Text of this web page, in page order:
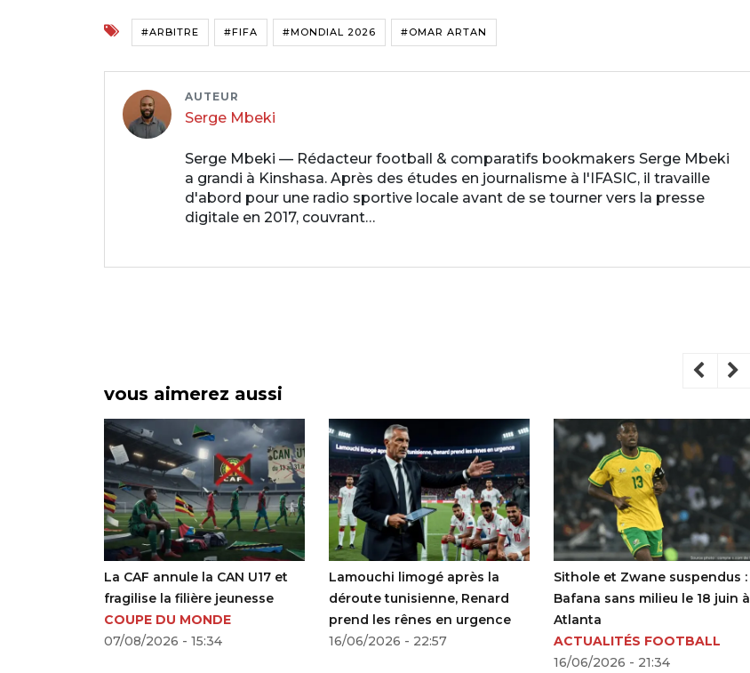
#ARBITRE #FIFA #MONDIAL 2026 #OMAR ARTAN
AUTEUR
Serge Mbeki
Serge Mbeki — Rédacteur football & comparatifs bookmakers Serge Mbeki
a grandi à Kinshasa. Après des études en journalisme à l'IFASIC, il travaille
d'abord pour une radio sportive locale avant de se tourner vers la presse
digitale en 2017, couvrant…
vous aimerez aussi
Lamouchi limogé après la
déroute tunisienne, Renard
prend les rênes en urgence
16/06/2026 - 22:57
Sithole et Zwane suspendus :
Bafana sans milieu le 18 juin à
Atlanta
ACTUALITÉS FOOTBALL
Issouf Dabo signe au Bayern
Munich et ouvre une nouvelle
page pour le football
burkinabè
16/06/2026 - 21:29